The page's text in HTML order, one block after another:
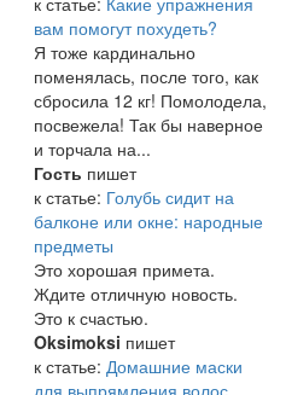
вам помогут похудеть?
Я тоже кардинально
поменялась, после того, как
сбросила 12 кг! Помолодела,
посвежела! Так бы наверное
и торчала на...
Гость пишет
к статье: Голубь сидит на
балконе или окне: народные
предметы
Это хорошая примета.
Ждите отличную новость.
Это к счастью.
Oksimoksi пишет
к статье: Домашние маски